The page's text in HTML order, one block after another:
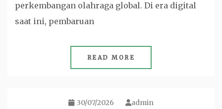
perkembangan olahraga global. Di era digital
saat ini, pembaruan
READ MORE
30/07/2026 admin